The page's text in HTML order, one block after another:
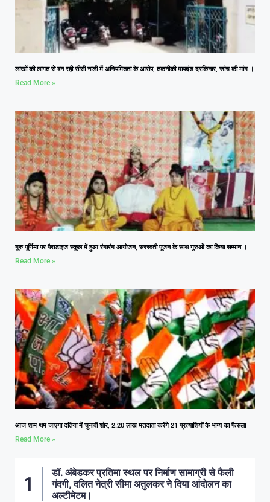
लाखों की लागत से बन रही सीसी नाली में अनियमितता के आरोप, तकनीकी मापदंड दरकिनार, जांच की मांग ।
Read More »
गुरु पूर्णिमा पर पैराडाइज स्कूल में हुआ रंगारंग आयोजन, सरस्वती पूजन के साथ गुरुओं का किया सम्मान ।
Read More »
आज शाम थम जाएगा दतिया में चुनावी शोर, 2.20 लाख मतदाता करेंगे 21 प्रत्याशियों के भाग्य का फैसला
Read More »
डॉ. अंबेडकर प्रतिमा स्थल पर निर्माण सामाग्री से फैली
गंदगी, दलित नेत्री सीमा अतुलकर ने दिया आंदोलन का
अल्टीमेटम।